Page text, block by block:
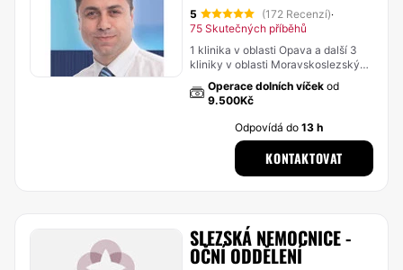
5 (172 Recenzí)·
75 Skutečných příběhů
1 klinika v oblasti Opava a další 3
kliniky v oblasti Moravskoslezský
Operace dolních víček od
9.500Kč
Odpovídá do13 h
KONTAKTOVAT
SLEZSKÁ NEMOCNICE -
OČNÍ ODDĚLENÍ